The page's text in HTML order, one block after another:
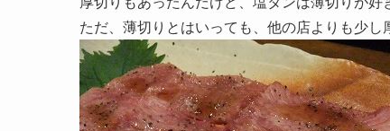
ただ、薄切りとはいっても、他の店よりも少し